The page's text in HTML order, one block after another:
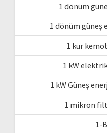
1 dönüm
1 dönüm güneş
1 kür
1 kW
1 kW Güneş
1 mikron
1-